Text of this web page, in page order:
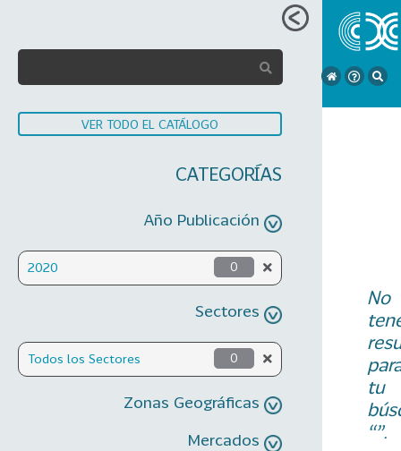
VER TODO EL CATÁLOGO
CATEGORÍAS
Año Publicación
2020 0
Sectores
Todos los Sectores 0
Zonas Geográficas
Mercados
No
tu
“”.